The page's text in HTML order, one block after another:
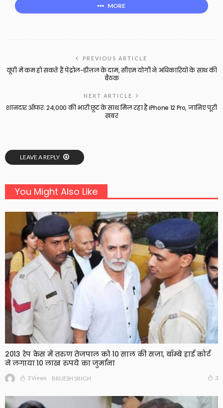
MORE
PREVIOUS ARTICLE
यूपी में कम हो सकते हैं पेट्रोल-डीज़ल के दाम, सीएम योगी ने अधिकारियों के साथ की
बैठक
NEXT ARTICLE
शानदार ऑफरः 24,000 की भारी छूट के साथ मिल रहा है iPhone 12 Pro, जानिए पूरी
ख़बर
LEAVE A REPLY
You Might Also Like
2013 रेप केस में तरुण तेजपाल को 10 साल की सज़ा, बॉम्बे हाई कोर्ट
ने लगाया 10 लाख रुपये का जुर्माना
3 Views BRIJESH SINGH 3